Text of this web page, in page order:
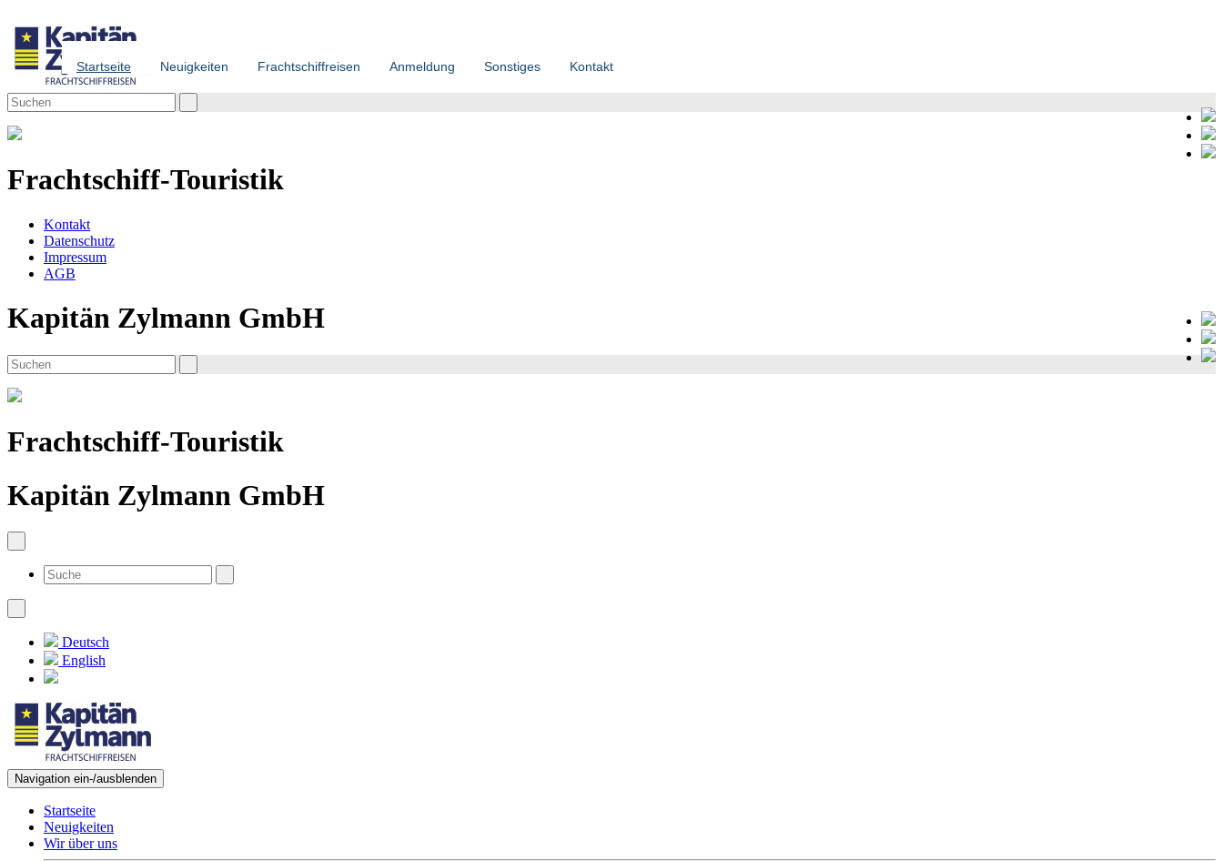
Startseite Neuigkeiten Frachtschiffreisen Anmeldung Sonstiges Kontakt
Frachtschiff-Touristik
Kontakt
Datenschutz
Impressum
AGB
Kapitän Zylmann GmbH
Frachtschiff-Touristik
Kapitän Zylmann GmbH
Deutsch
English
Navigation ein-/ausblenden
Startseite
Neuigkeiten
Wir über uns